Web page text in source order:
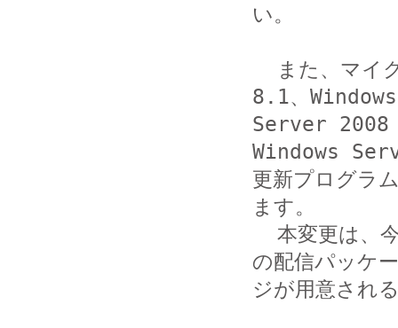
い。
8.1、Windows
Server 2008
Windows
更新プログラ
ます。
の配信パッケー
ジが用意され